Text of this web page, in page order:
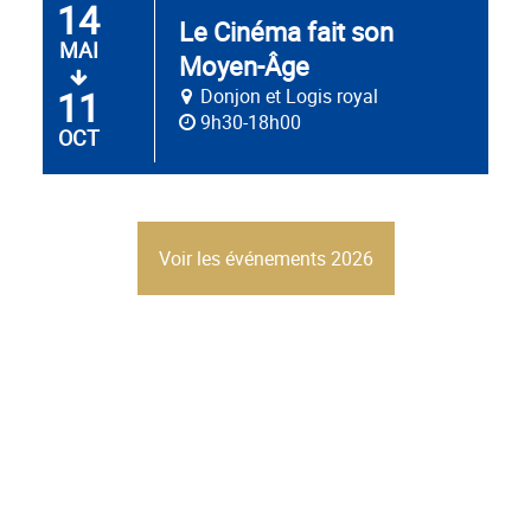
De14
MAI
au11
OCT
Le Cinéma fait son
Moyen-Âge
Donjon et Logis royal
9h30-18h00
Voir les événements 2026